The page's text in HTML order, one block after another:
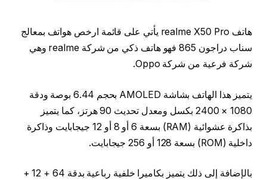
هاتف realme X50 Pro يأتي على قائمة ارخص هواتف بمعالج
سناب دراجون 865 فهو هاتف ذكي من شركة realme وهي
شركة فرعية من شركة Oppo.
يتميز هذا الهاتف بشاشة AMOLED بحجم 6.44 بوصة ودقة
1080 × 2400 بكسل ومعدل تحديث 90 هرتز، كما يتميز
بذاكرة عشوائية (RAM) بسعة 6 أو 8 أو 12 جيجابايت وذاكرة
داخلية (ROM) بسعة 128 أو 256 جيجابايت.
بالإضافة إلى ذلك يتميز بكاميرا خلفية رباعية بدقة 64 + 12 +